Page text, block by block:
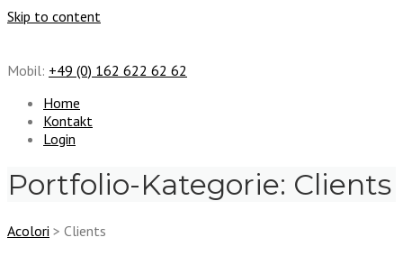
Skip to content
Mobil: +49 (0) 162 622 62 62
Home
Kontakt
Login
Portfolio-Kategorie: Clients
Acolori > Clients